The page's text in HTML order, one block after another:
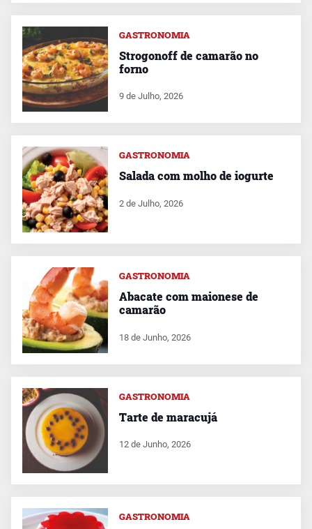
GASTRONOMIA
Strogonoff de camarão no
forno
9 de Julho, 2026
GASTRONOMIA
Salada com molho de iogurte
2 de Julho, 2026
GASTRONOMIA
Abacate com maionese de
camarão
18 de Junho, 2026
GASTRONOMIA
Tarte de maracujá
12 de Junho, 2026
GASTRONOMIA